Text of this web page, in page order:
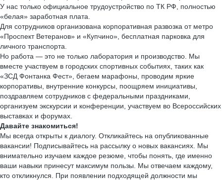
У нас только официальное трудоустройство по ТК РФ, полностью
«белая» заработная плата.
Для сотрудников организована корпоративная развозка от метро
«Проспект Ветеранов» и «Купчино», бесплатная парковка для
личного транспорта.
Но работа — это не только лаборатория и производство. Мы
вместе участвуем в городских спортивных событиях, таких как
«ЗСД Фонтанка Фест», бегаем марафоны, проводим яркие
корпоративы, внутренние конкурсы, поощряем инициативы,
поздравляем сотрудников с федеральными праздниками,
организуем экскурсии и конференции, участвуем во Всероссийских
выставках и форумах.
Давайте знакомиться!
Мы всегда открыты к диалогу. Откликайтесь на опубликованные
вакансии! Подписывайтесь на рассылку о новых вакансиях. Мы
внимательно изучаем каждое резюме, чтобы понять, где именно
ваши навыки принесут максимум пользы. Мы отвечаем каждому,
кто откликнулся. При появлении подходящей должности мы